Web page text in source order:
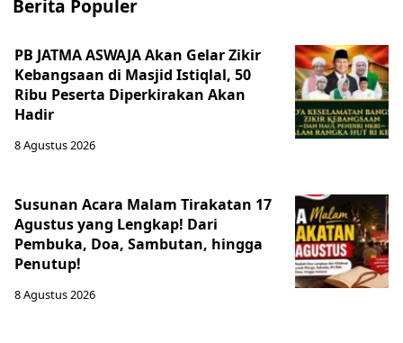
Berita Populer
PB JATMA ASWAJA Akan Gelar Zikir
Kebangsaan di Masjid Istiqlal, 50
Ribu Peserta Diperkirakan Akan
Hadir
8 Agustus 2026
Susunan Acara Malam Tirakatan 17
Agustus yang Lengkap! Dari
Pembuka, Doa, Sambutan, hingga
Penutup!
8 Agustus 2026